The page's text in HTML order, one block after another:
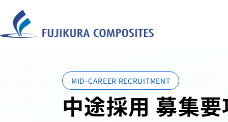
MID-CAREER RECRUITMENT
中途採用 募集